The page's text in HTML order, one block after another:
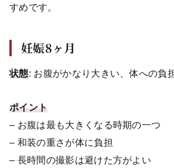
すめです。
妊娠8ヶ月
状態: お腹がかなり大きい、体への負
ポイント
– お腹は最も大きくなる時期の一つ
– 和装の重さが体に負担
– 長時間の撮影は避けた方がよい